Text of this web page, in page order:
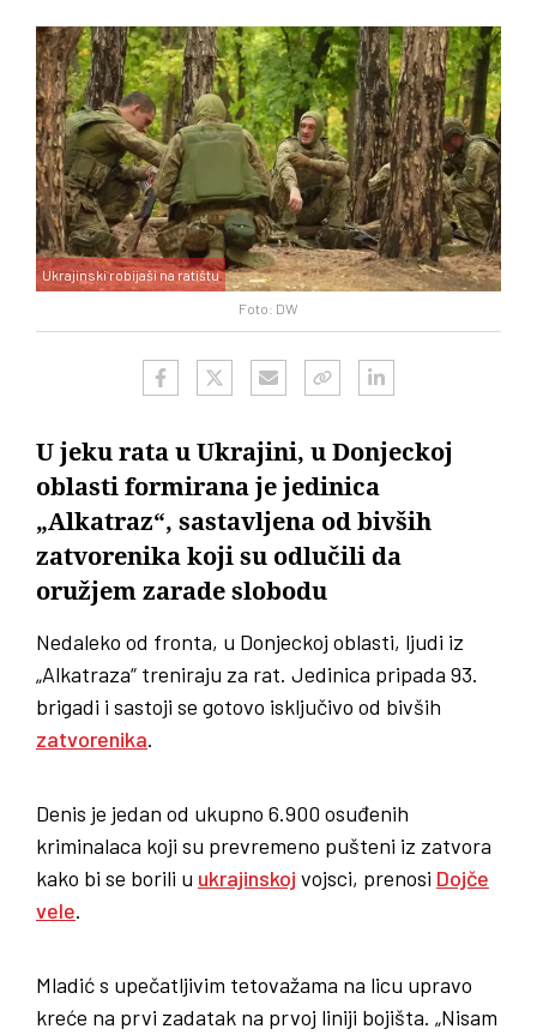
Foto: DW
Ukrajinski robijaši na ratištu
U jeku rata u Ukrajini, u Donjeckoj
oblasti formirana je jedinica
„Alkatraz“, sastavljena od bivših
zatvorenika koji su odlučili da
oružjem zarade slobodu
Nedaleko od fronta, u Donjeckoj oblasti, ljudi iz
„Alkatraza“ treniraju za rat. Jedinica pripada 93.
brigadi i sastoji se gotovo isključivo od bivših
zatvorenika.
Denis je jedan od ukupno 6.900 osuđenih
kriminalaca koji su prevremeno pušteni iz zatvora
kako bi se borili u ukrajinskoj vojsci, prenosi Dojče
vele.
Mladić s upečatljivim tetovažama na licu upravo
kreće na prvi zadatak na prvoj liniji bojišta. „Nisam